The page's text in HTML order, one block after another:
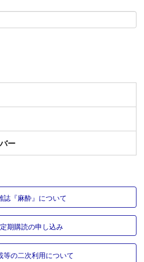
ー
誌『麻酔』について
定期購読の申し込み
等の二次利用について